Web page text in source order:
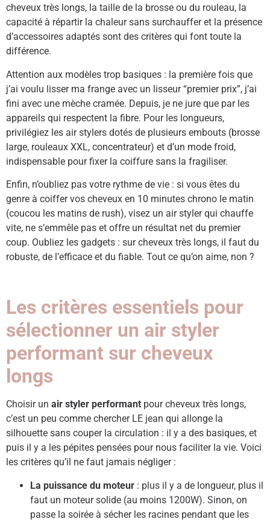
cheveux très longs, la taille de la brosse ou du rouleau, la
capacité à répartir la chaleur sans surchauffer et la présence
d’accessoires adaptés sont des critères qui font toute la
différence.
Attention aux modèles trop basiques : la première fois que
j’ai voulu lisser ma frange avec un lisseur “premier prix”, j’ai
fini avec une mèche cramée. Depuis, je ne jure que par les
appareils qui respectent la fibre. Pour les longueurs,
privilégiez les air stylers dotés de plusieurs embouts (brosse
large, rouleaux XXL, concentrateur) et d’un mode froid,
indispensable pour fixer la coiffure sans la fragiliser.
Enfin, n’oubliez pas votre rythme de vie : si vous êtes du
genre à coiffer vos cheveux en 10 minutes chrono le matin
(coucou les matins de rush), visez un air styler qui chauffe
vite, ne s’emmêle pas et offre un résultat net du premier
coup. Oubliez les gadgets : sur cheveux très longs, il faut du
robuste, de l’efficace et du fiable. Tout ce qu’on aime, non ?
Les critères essentiels pour
sélectionner un air styler
performant sur cheveux
longs
Choisir un air styler performant pour cheveux très longs,
c’est un peu comme chercher LE jean qui allonge la
silhouette sans couper la circulation : il y a des basiques, et
puis il y a les pépites pensées pour nous faciliter la vie. Voici
les critères qu’il ne faut jamais négliger :
La puissance du moteur : plus il y a de longueur, plus il
faut un moteur solide (au moins 1200W). Sinon, on
passe la soirée à sécher les racines pendant que les